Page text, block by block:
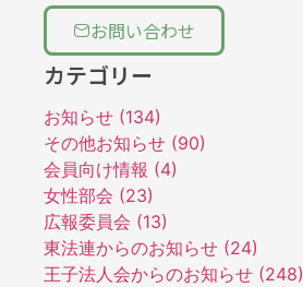
お問い合わせ
カテゴリー
お知らせ (134)
その他お知らせ (90)
会員向け情報 (4)
女性部会 (23)
広報委員会 (13)
東法連からのお知らせ (24)
王子法人会からのお知らせ (248)